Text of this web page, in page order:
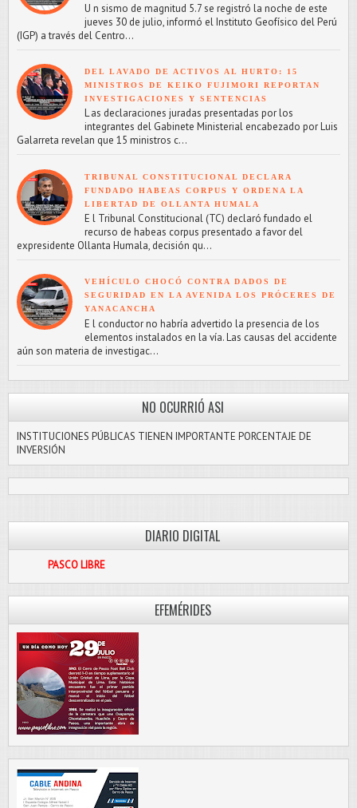
U n sismo de magnitud 5.7 se registró la noche de este
jueves 30 de julio, informó el Instituto Geofísico del Perú
(IGP) a través del Centro...
DEL LAVADO DE ACTIVOS AL HURTO: 15
MINISTROS DE KEIKO FUJIMORI REPORTAN
INVESTIGACIONES Y SENTENCIAS
L as declaraciones juradas presentadas por los
integrantes del Gabinete Ministerial encabezado por Luis
Galarreta revelan que 15 ministros c...
TRIBUNAL CONSTITUCIONAL DECLARA
FUNDADO HABEAS CORPUS Y ORDENA LA
LIBERTAD DE OLLANTA HUMALA
E l Tribunal Constitucional (TC) declaró fundado el
recurso de habeas corpus presentado a favor del
expresidente Ollanta Humala, decisión qu...
VEHÍCULO CHOCÓ CONTRA DADOS DE
SEGURIDAD EN LA AVENIDA LOS PRÓCERES DE
YANACANCHA
E l conductor no habría advertido la presencia de los
elementos instalados en la vía. Las causas del accidente
aún son materia de investigac...
NO OCURRIÓ ASI
INSTITUCIONES PÚBLICAS TIENEN IMPORTANTE PORCENTAJE DE
INVERSIÓN
DIARIO DIGITAL
LIBRE
EFEMÉRIDES